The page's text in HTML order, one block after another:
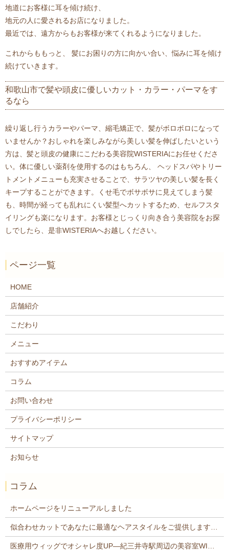
地道にお客様に耳を傾け続け、
地元の人に愛されるお店になりました。
最近では、遠方からもお客様が来てくれるようになりました。
これからももっと、 髪にお困りの方に向かい合い、悩みに耳を傾け
続けていきます。
和歌山市で髪や頭皮に優しいカット・カラー・パーマをす
るなら
繰り返し行うカラーやパーマ、縮毛矯正で、髪がボロボロになって
いませんか？おしゃれを楽しみながら美しい髪を伸ばしたいという
方は、髪と頭皮の健康にこだわる美容院WISTERIAにお任せくださ
い。体に優しい薬剤を使用するのはもちろん、 ヘッドスパやトリー
トメントメニューも充実させることで、サラツヤの美しい髪を長く
キープすることができます。くせ毛でボサボサに見えてしまう髪
も、時間が経っても乱れにくい髪型へカットするため、セルフスタ
イリングも楽になります。お客様とじっくり向き合う美容院をお探
しでしたら、是非WISTERIAへお越しください。
ページ一覧
HOME
店舗紹介
こだわり
メニュー
おすすめアイテム
コラム
お問い合わせ
プライバシーポリシー
サイトマップ
お知らせ
コラム
ホームページをリニューアルしました